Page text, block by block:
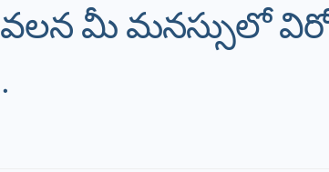
మీ మనస్సులో